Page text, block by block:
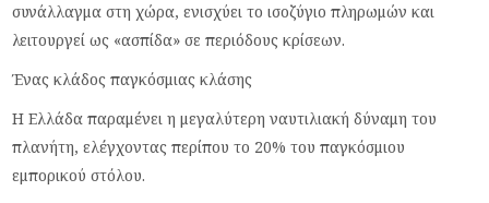
συνάλλαγμα στη χώρα, ενισχύει το ισοζύγιο πληρωμών και
λειτουργεί ως «ασπίδα» σε περιόδους κρίσεων.
Ένας κλάδος παγκόσμιας κλάσης
Η Ελλάδα παραμένει η μεγαλύτερη ναυτιλιακή δύναμη του
πλανήτη, ελέγχοντας περίπου το 20% του παγκόσμιου
εμπορικού στόλου.